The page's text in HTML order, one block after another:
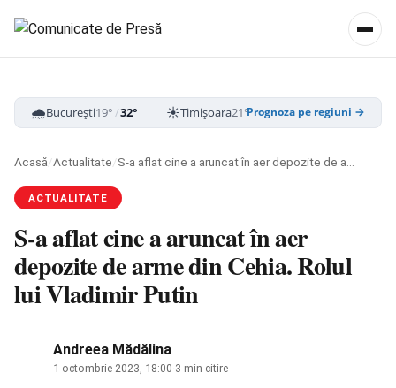
🌧️București19°/32° ☀️Timișoara21°/33° ☁️Cluj-Napoca
Prognoza pe regiuni →
Acasă/Actualitate/
ACTUALITATE
S-a aflat cine a aruncat în aer
depozite de arme din Cehia. Rolul
lui Vladimir Putin
Andreea Mădălina
1 octombrie 2023, 18:00 3 min citire